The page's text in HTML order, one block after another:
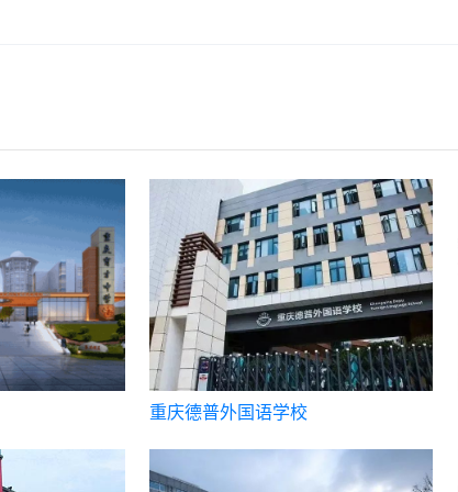
重庆德普外国语学校